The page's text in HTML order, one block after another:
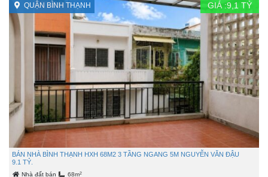
QUẬN BÌNH THẠNH GIÁ :9,1 TỶ
BÁN NHÀ BÌNH THẠNH HXH 68M2 3 TẦNG NGANG 5M NGUYỄN VĂN ĐẬU
9.1 TỶ.
Nhà đất bán 68m2